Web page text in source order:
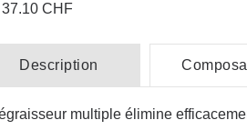
CHF
Description
multiple élimine